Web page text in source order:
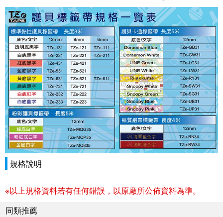
規格說明
※以上規格資料若有任何錯誤，以原廠所公佈資料為準。
同類推薦